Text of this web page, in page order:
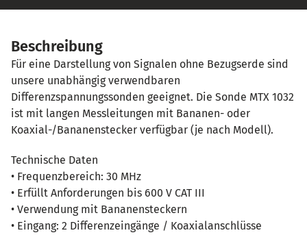
Beschreibung
Für eine Darstellung von Signalen ohne Bezugserde sind
unsere unabhängig verwendbaren
Differenzspannungssonden geeignet. Die Sonde MTX 1032
ist mit langen Messleitungen mit Bananen- oder
Koaxial-/Bananenstecker verfügbar (je nach Modell).
Technische Daten
• Frequenzbereich: 30 MHz
• Erfüllt Anforderungen bis 600 V CAT III
• Verwendung mit Bananensteckern
• Eingang: 2 Differenzeingänge / Koaxialanschlüsse